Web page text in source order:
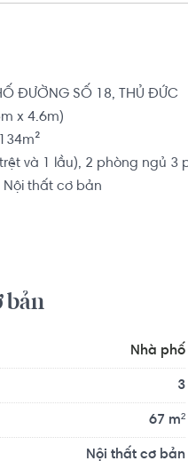
ĐƯỜNG SỐ 18, THỦ ĐỨC
x 4.6m)
và 1 lầu), 2 phòng ngủ 3
Nội thất cơ bản
bản
Nhà phố
3
67 m²
Nội thất cơ bản